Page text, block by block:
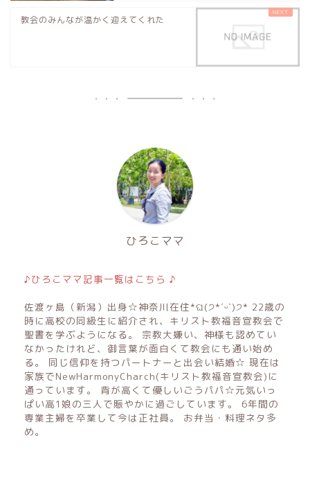
教会のみんなが温かく迎えてくれた
ひろこママ
♪ひろこママ記事一覧はこちら ♪
佐渡ヶ島（新潟）出身☆神奈川在住*ଘ(੭*ˊᵕˋ)੭* 22歳の
時に高校の同級生に紹介され、キリスト教福音宣教会で
聖書を学ぶようになる。 宗教大嫌い、神様も認めてい
なかったけれど、御言葉が面白くて教会にも通い始め
る。 同じ信仰を持つパートナーと出会い結婚☆ 現在は
家族でNewHarmonyCharch(キリスト教福音宣教会)に
通っています。 背が高くて優しいごうパパ☆元気いっ
ぱい高1娘の三人で賑やかに過ごしています。 6年間の
専業主婦を卒業して今は正社員。 お弁当・料理ネタ多
め。